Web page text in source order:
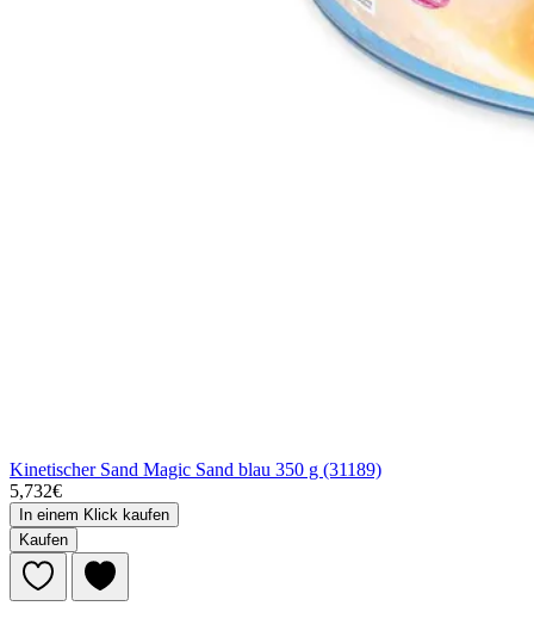
Kinetischer Sand Magic Sand blau 350 g (31189)
5,732€
In einem Klick kaufen
Kaufen